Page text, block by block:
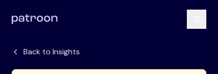
Back to Insights